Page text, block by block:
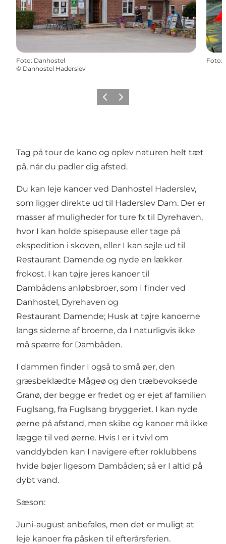
Foto: Danhostel
© Danhostel Haderslev
Foto:
ForrigeNæste
Tag på tour de kano og oplev naturen helt tæt
på, når du padler dig afsted.
Du kan leje kanoer ved Danhostel Haderslev,
som ligger direkte ud til Haderslev Dam. Der er
masser af muligheder for ture fx til Dyrehaven,
hvor I kan holde spisepause eller tage på
ekspedition i skoven, eller I kan sejle ud til
Restaurant Damende og nyde en lækker
frokost. I kan tøjre jeres kanoer til
Dambådens anløbsbroer, som I finder ved
Danhostel, Dyrehaven og
Restaurant Damende; Husk at tøjre kanoerne
langs siderne af broerne, da I naturligvis ikke
må spærre for Dambåden.
I dammen finder I også to små øer, den
græsbeklædte Mågeø og den træbevoksede
Granø, der begge er fredet og er ejet af familien
Fuglsang, fra Fuglsang bryggeriet. I kan nyde
øerne på afstand, men skibe og kanoer må ikke
lægge til ved øerne. Hvis I er i tvivl om
vanddybden kan I navigere efter roklubbens
hvide bøjer ligesom Dambåden; så er I altid på
dybt vand.
Sæson:
Juni-august anbefales, men det er muligt at
leje kanoer fra påsken til efterårsferien.